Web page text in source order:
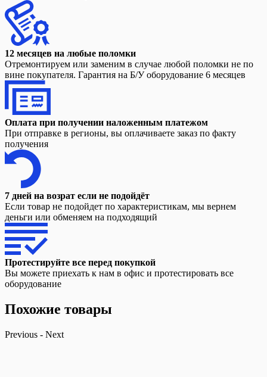
12 месяцев на любые поломки
Отремонтируем или заменим в случае любой поломки не по
вине покупателя. Гарантия на Б/У оборудование 6 месяцев
Оплата при получении наложенным платежом
При отправке в регионы, вы оплачиваете заказ по факту
получения
7 дней на возрат если не подойдёт
Если товар не подойдет по характеристикам, мы вернем
деньги или обменяем на подходящий
Протестируйте все перед покупкой
Вы можете приехать к нам в офис и протестировать все
оборудование
Похожие товары
Previous - Next